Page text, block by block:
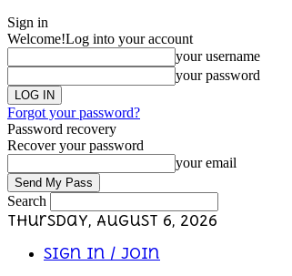
Sign in
Welcome!Log into your account
your username
your password
Forgot your password?
Password recovery
Recover your password
your email
Search
Thursday, August 6, 2026
Sign in / Join